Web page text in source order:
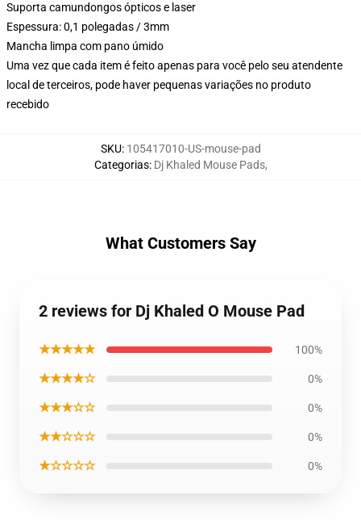
Suporta camundongos ópticos e laser
Espessura: 0,1 polegadas / 3mm
Mancha limpa com pano úmido
Uma vez que cada item é feito apenas para você pelo seu atendente
local de terceiros, pode haver pequenas variações no produto
recebido
SKU: 105417010-US-mouse-pad
Categorias: Dj Khaled Mouse Pads,
What Customers Say
2 reviews for Dj Khaled O Mouse Pad
★★★★★ 100%
★★★★☆ 0%
★★★☆☆ 0%
★★☆☆☆ 0%
★☆☆☆☆ 0%